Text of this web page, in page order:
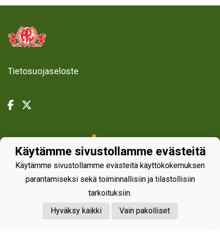
Tietosuojaseloste
Käytämme sivustollamme evästeitä
Käytämme sivustollamme evästeitä käyttökokemuksen
parantamiseksi sekä toiminnallisiin ja tilastollisiin
tarkoituksiin.
Hyväksy kaikki
Vain pakolliset